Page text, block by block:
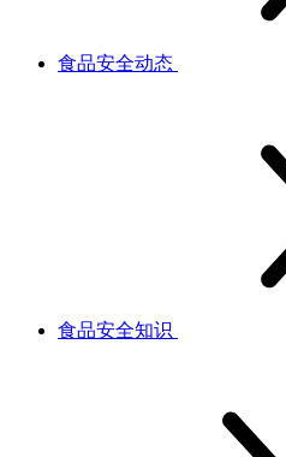
食品安全动态
食品安全知识